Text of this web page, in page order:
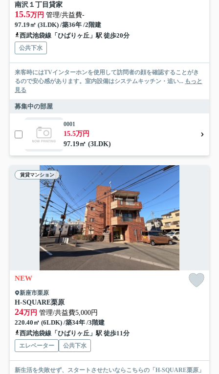
南沢１丁目貸家
15.5万円 管理/共益費-
97.19㎡ (3LDK) /築36年 /2階建
西武池袋線「ひばりヶ丘」駅 徒歩20分
公共下水
来客時にはTVインターホンを使用して訪問者の顔を確認することがき
るので安心感があります。室内設備はシステムキッチン・追い... もっと
見る
募集中の部屋
0001
15.5万円
97.19㎡ (3LDK)
賃貸マンション
NEW
新座市栗原
H-SQUARE栗原
24万円 管理/共益費5,000円
220.40㎡ (6LDK) /築34年 /3階建
西武池袋線「ひばりヶ丘」駅 徒歩11分
エレベーター 公共下水
新生活を失敗せず、スタートさせたいならこちらの「H-SQUARE栗原」